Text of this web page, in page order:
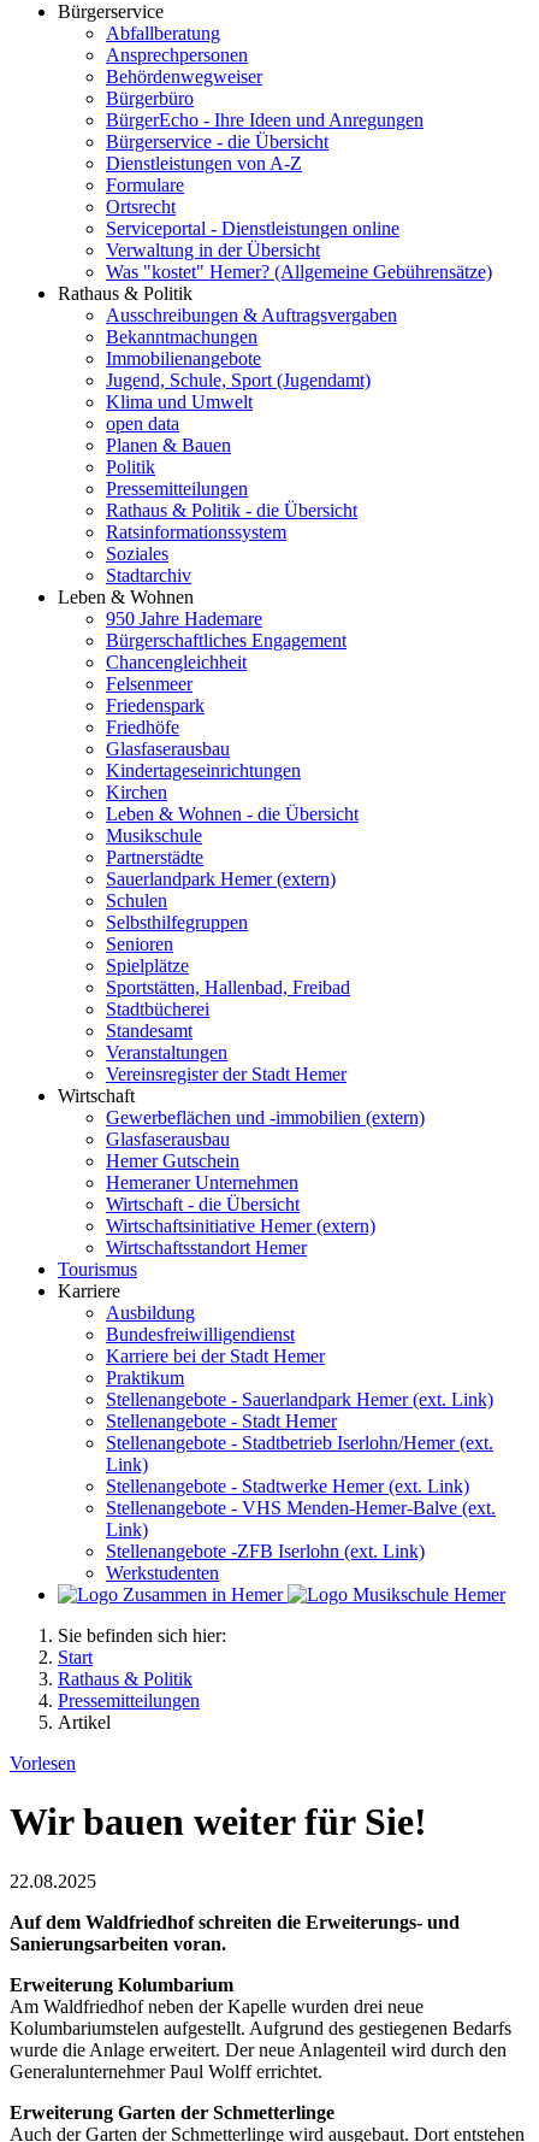
Bürgerservice
Abfallberatung
Ansprechpersonen
Behördenwegweiser
Bürgerbüro
BürgerEcho - Ihre Ideen und Anregungen
Bürgerservice - die Übersicht
Dienstleistungen von A-Z
Formulare
Ortsrecht
Serviceportal - Dienstleistungen online
Verwaltung in der Übersicht
Was "kostet" Hemer? (Allgemeine Gebührensätze)
Rathaus & Politik
Ausschreibungen & Auftragsvergaben
Bekanntmachungen
Immobilienangebote
Jugend, Schule, Sport (Jugendamt)
Klima und Umwelt
open data
Planen & Bauen
Politik
Pressemitteilungen
Rathaus & Politik - die Übersicht
Ratsinformationssystem
Soziales
Stadtarchiv
Leben & Wohnen
950 Jahre Hademare
Bürgerschaftliches Engagement
Chancengleichheit
Felsenmeer
Friedenspark
Friedhöfe
Glasfaserausbau
Kindertageseinrichtungen
Kirchen
Leben & Wohnen - die Übersicht
Musikschule
Partnerstädte
Sauerlandpark Hemer (extern)
Schulen
Selbsthilfegruppen
Senioren
Spielplätze
Sportstätten, Hallenbad, Freibad
Stadtbücherei
Standesamt
Veranstaltungen
Vereinsregister der Stadt Hemer
Wirtschaft
Gewerbeflächen und -immobilien (extern)
Glasfaserausbau
Hemer Gutschein
Hemeraner Unternehmen
Wirtschaft - die Übersicht
Wirtschaftsinitiative Hemer (extern)
Wirtschaftsstandort Hemer
Tourismus
Karriere
Ausbildung
Bundesfreiwilligendienst
Karriere bei der Stadt Hemer
Praktikum
Stellenangebote - Sauerlandpark Hemer (ext. Link)
Stellenangebote - Stadt Hemer
Stellenangebote - Stadtbetrieb Iserlohn/Hemer (ext.
Link)
Stellenangebote - Stadtwerke Hemer (ext. Link)
Stellenangebote - VHS Menden-Hemer-Balve (ext.
Link)
Stellenangebote -ZFB Iserlohn (ext. Link)
Werkstudenten
Sie befinden sich hier:
Start
Rathaus & Politik
Pressemitteilungen
Artikel
Vorlesen
Wir bauen weiter für Sie!
22.08.2025
Auf dem Waldfriedhof schreiten die Erweiterungs- und
Sanierungsarbeiten voran.
Erweiterung Kolumbarium
Am Waldfriedhof neben der Kapelle wurden drei neue
Kolumbariumstelen aufgestellt. Aufgrund des gestiegenen Bedarfs
wurde die Anlage erweitert. Der neue Anlagenteil wird durch den
Generalunternehmer Paul Wolff errichtet.
Erweiterung Garten der Schmetterlinge
Auch der Garten der Schmetterlinge wird ausgebaut. Dort entstehen